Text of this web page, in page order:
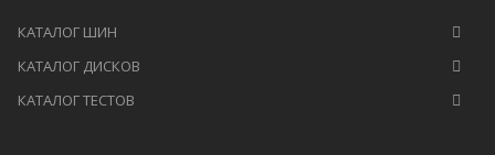
КАТАЛОГ ШИН
КАТАЛОГ ДИСКОВ
КАТАЛОГ ТЕСТОВ